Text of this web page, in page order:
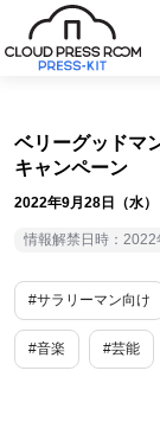
ベリーグッドマ
キャンペーン
2022年9月28日（水）
情報解禁日時：
#サラリーマン向け
#音楽 #芸能